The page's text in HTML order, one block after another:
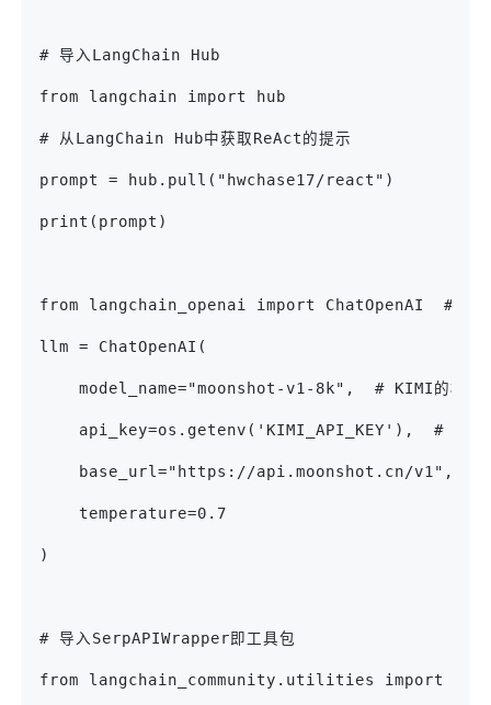
# 导入LangChain Hub
from langchain import hub
# 从LangChain Hub中获取ReAct的提示
prompt = hub.pull("hwchase17/react")
print(prompt)
from langchain_openai import ChatOpenAI  # 修改
llm = ChatOpenAI(
model_name="moonshot-v1-8k",  # KIMI的模型
api_key=os.getenv('KIMI_API_KEY'),  # 使用
base_url="https://api.moonshot.cn/v1",  #
    temperature=0.7
)
# 导入SerpAPIWrapper即工具包
from langchain_community.utilities import